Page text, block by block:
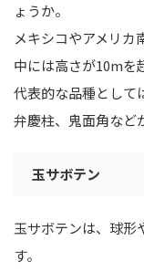
ょうか。
メキシコやアメリカ
中には高さが10mを
代表的な品種として
弁慶柱、鬼面角など
玉サボテン
玉サボテンは、球形
す。